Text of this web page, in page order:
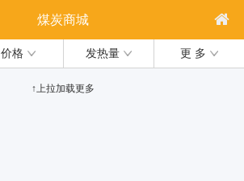
煤炭商城
价格 发热量 更 多
↑上拉加载更多